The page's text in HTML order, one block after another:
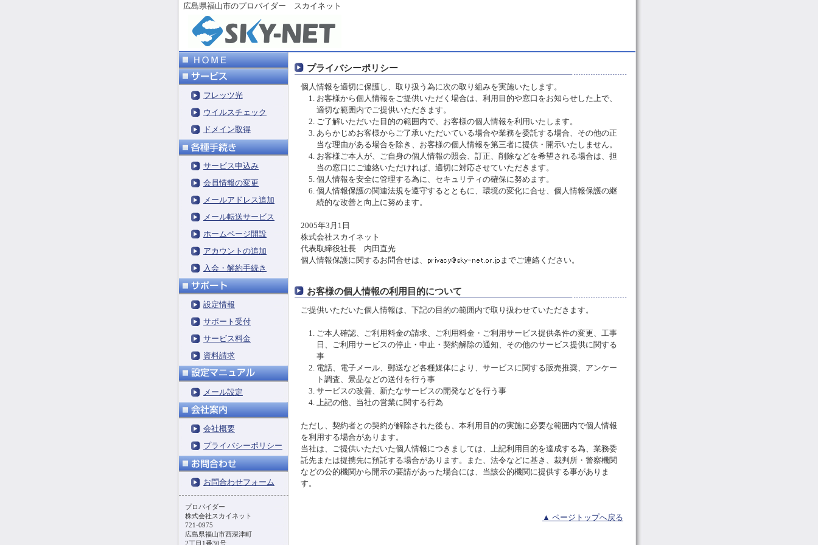
広島県福山市のプロバイダー スカイネット
プライバシーポリシー
個人情報を適切に保護し、取り扱う為に次の取り組みを実施いたします。
お客様から個人情報をご提供いただく場合は、利用目的や窓口をお知らせした上で、
適切な範囲内でご提供いただきます。
ご了解いただいた目的の範囲内で、お客様の個人情報を利用いたします。
あらかじめお客様からご了承いただいている場合や業務を委託する場合、その他の正
当な理由がある場合を除き、お客様の個人情報を第三者に提供・開示いたしません。
お客様ご本人が、ご自身の個人情報の照会、訂正、削除などを希望される場合は、担
当の窓口にご連絡いただければ、適切に対応させていただきます。
個人情報を安全に管理する為に、セキュリティの確保に努めます。
個人情報保護の関連法規を遵守するとともに、環境の変化に合せ、個人情報保護の継
続的な改善と向上に努めます。
2005年3月1日
株式会社スカイネット
代表取締役社長 内田直光
個人情報保護に関するお問合せは、
までご連絡ください。
お客様の個人情報の利用目的について
ご提供いただいた個人情報は、下記の目的の範囲内で取り扱わせていただきます。
ご本人確認、ご利用料金の請求、ご利用料金・ご利用サービス提供条件の変更、工事
日、ご利用サービスの停止・中止・契約解除の通知、その他のサービス提供に関する
事
電話、電子メール、郵送など各種媒体により、サービスに関する販売推奨、アンケー
ト調査、景品などの送付を行う事
サービスの改善、新たなサービスの開発などを行う事
上記の他、当社の営業に関する行為
ただし、契約者との契約が解除された後も、本利用目的の実施に必要な範囲内で個人情報
を利用する場合があります。
当社は、ご提供いただいた個人情報につきましては、上記利用目的を達成する為、業務委
託先または提携先に預託する場合があります。また、法令などに基き、裁判所・警察機関
などの公的機関から開示の要請があった場合には、当該公的機関に提供する事がありま
す。
▲ ページトップへ戻る
フレッツ光
ウイルスチェック
ドメイン取得
サービス申込み
会員情報の変更
メールアドレス追加
メール転送サービス
ホームページ開設
アカウントの追加
入会・解約手続き
設定情報
サポート受付
サービス料金
資料請求
メール設定
会社概要
プライバシーポリシー
お問合わせフォーム
プロバイダー
株式会社スカイネット
721-0975
広島県福山市西深津町
2丁目1番30号